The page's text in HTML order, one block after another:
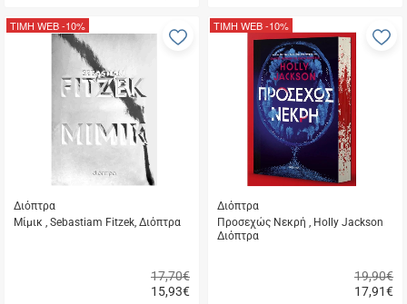
αγορά
αγορά
Διόπτρα
Μίμικ , Sebastiam Fitzek, Διόπτρα
15,93€
17,70€
ΤΙΜΗ WEB-10%
Προσθήκη
αγαπημένα
Διόπτρα
Προσεχώς Νεκρή , Holly Jackson
Διόπτρα
17,91€
19,90€
ΤΙΜΗ WEB-10%